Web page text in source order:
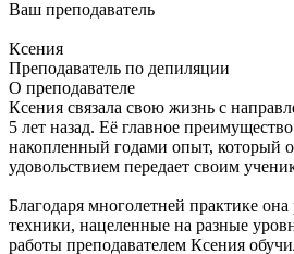
Ваш преподаватель
Ксения
Преподаватель по депиляции
О преподавателе
Ксения связала свою жизнь с
5 лет назад. Её главное
накопленный годами опыт, который
удовольствием передает своим
Благодаря многолетней практике она
техники, нацеленные на разные
работы преподавателем Ксения